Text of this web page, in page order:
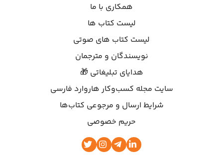
همکاری با ما
لیست کتاب ها
لیست کتاب های صوتی
نویسندگان و مترجمان
هدایای تبلیغاتی 🎁
سایت مجله کسب‌وکار هاروارد فارسی
شرایط ارسال و مرجوعی کتاب‌ها
حریم خصوصی